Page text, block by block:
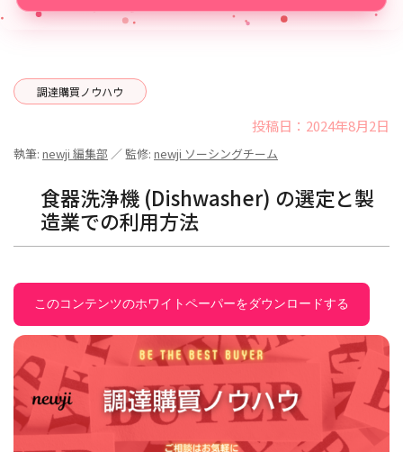
調達購買ノウハウ
投稿日：2024年8月2日
執筆: newji 編集部 ／ 監修: newji ソーシングチーム
食器洗浄機 (Dishwasher) の選定と製
造業での利用方法
このコンテンツのホワイトペーパーをダウンロードする